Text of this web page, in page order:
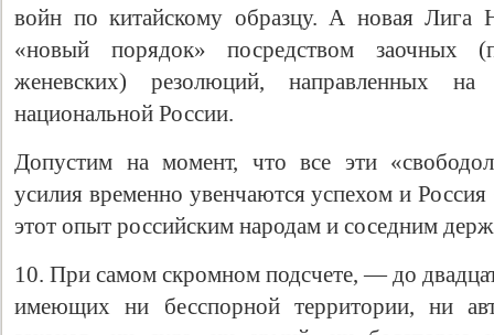
войн по китайскому образцу. А новая Лига
«новый порядок» посредством заочных
женевских) резолюций, направленных на
национальной России.
Допустим на момент, что все эти
усилия временно увенчаются успехом и Россия
этот опыт российским народам и соседним
10. При самом скромном подсчете, — до
имеющих ни бесспорной территории, ни